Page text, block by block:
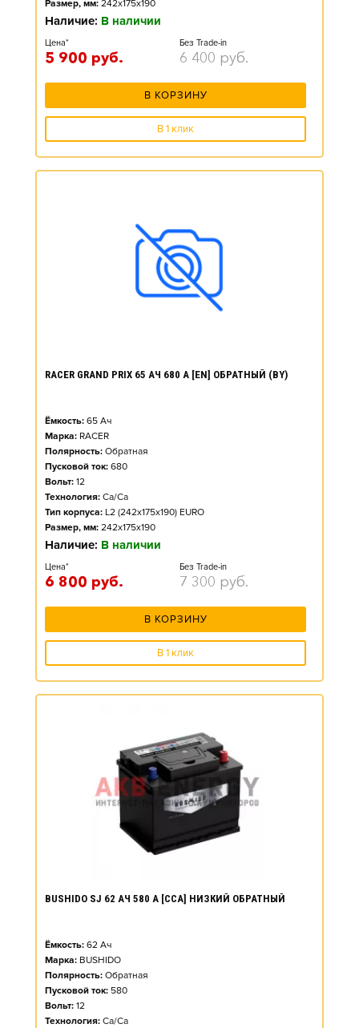
Размер, мм: 242x175x190
Наличие: В наличии
Цена*
5 900 руб.
Без Trade-in
6 400 руб.
В КОРЗИНУ
В 1 клик
RACER GRAND PRIX 65 АЧ 680 А [EN] ОБРАТНЫЙ (BY)
Ёмкость: 65 Ач
Марка: RACER
Полярность: Обратная
Пусковой ток: 680
Вольт: 12
Технология: Ca/Ca
Тип корпуса: L2 (242x175x190) EURO
Размер, мм: 242x175x190
Наличие: В наличии
Цена*
6 800 руб.
Без Trade-in
7 300 руб.
В КОРЗИНУ
В 1 клик
BUSHIDO SJ 62 АЧ 580 А [CCA] НИЗКИЙ ОБРАТНЫЙ
Ёмкость: 62 Ач
Марка: BUSHIDO
Полярность: Обратная
Пусковой ток: 580
Вольт: 12
Технология: Ca/Ca